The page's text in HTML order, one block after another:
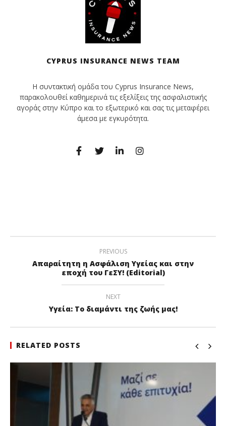
CYPRUS INSURANCE NEWS TEAM
Η συντακτική ομάδα του Cyprus Insurance News,
παρακολουθεί καθημερινά τις εξελίξεις της ασφαλιστικής
αγοράς στην Κύπρο και το εξωτερικό και σας τις μεταφέρει
άμεσα με εγκυρότητα.
PREVIOUS
Απαραίτητη η Ασφάλιση Υγείας και στην
εποχή του ΓεΣΥ! (Editorial)
NEXT
Υγεία: Το διαμάντι της ζωής μας!
RELATED POSTS